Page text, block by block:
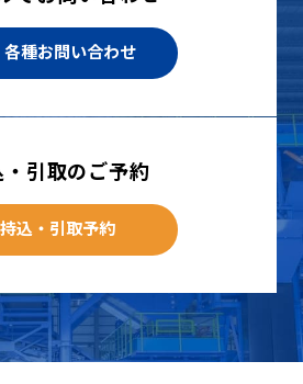
各種お問い合わせ
引取のご予約
持込・引取予約